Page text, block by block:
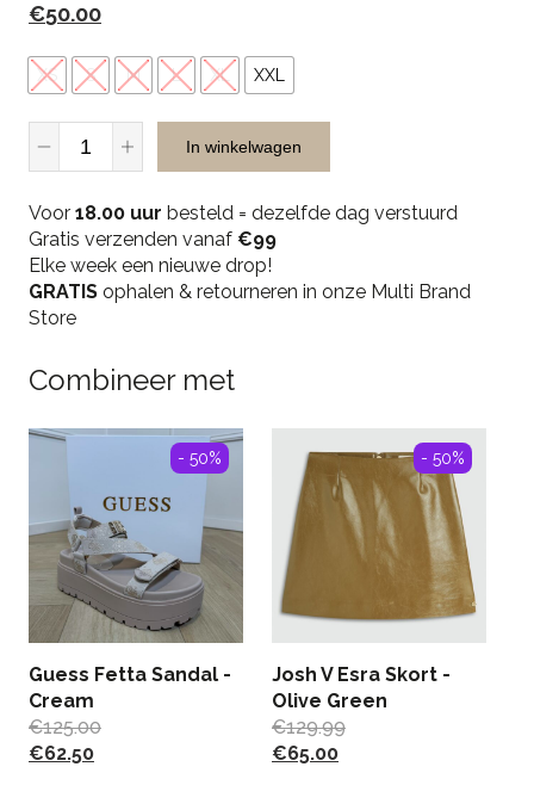
€50.00
XS S M L XL XXL
Malelions
Men
Crewneck
-
Ocean
Grey
quantity
In winkelwagen
Voor 18.00 uur besteld = dezelfde dag verstuurd
Gratis verzenden vanaf €99
Elke week een nieuwe drop!
GRATIS ophalen & retourneren in onze Multi Brand
Store
Combineer met
- 50%
Guess Fetta Sandal -
Cream
€125.00
€62.50
- 50%
Josh V Esra Skort -
Olive Green
€129.99
€65.00